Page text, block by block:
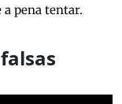
a pena tentar.